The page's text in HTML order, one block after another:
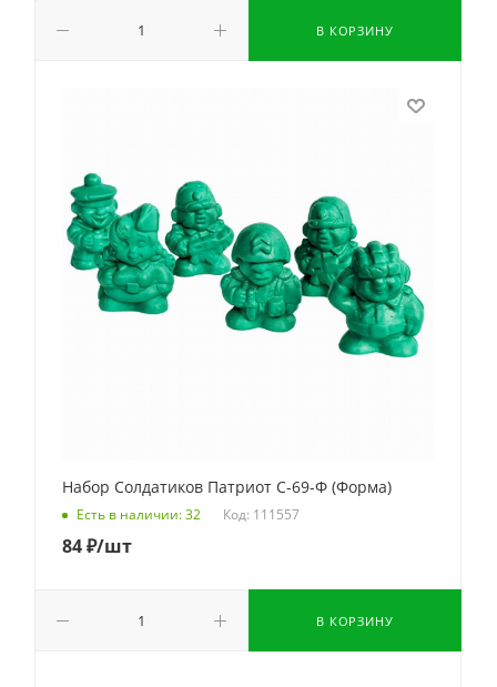
В КОРЗИНУ
Набор Солдатиков Патриот С-69-Ф (Форма)
Есть в наличии: 32 Код: 111557
84₽/шт
В КОРЗИНУ